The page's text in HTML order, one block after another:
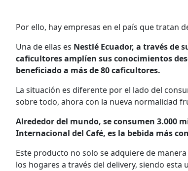
Por ello, hay empresas en el país que tratan
Una de ellas es Nestlé Ecuador, a través de
caficultores amplíen sus conocimientos
beneficiado a más de 80 caficultores.
La situación es diferente por el lado del
sobre todo, ahora con la nueva normalidad
Alrededor del mundo, se consumen 3.000
Internacional del Café, es la bebida más
Este producto no solo se adquiere de
los hogares a través del delivery, siendo esta